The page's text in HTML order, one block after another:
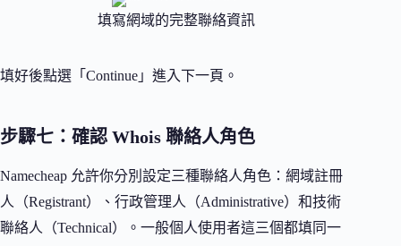
填寫網域的完整聯絡資訊
填好後點選「Continue」進入下一頁。
步驟七：確認 Whois 聯絡人角色
Namecheap 允許你分別設定三種聯絡人角色：網域註冊
人（Registrant）、行政管理人（Administrative）和技術
聯絡人（Technical）。一般個人使用者這三個都填同一